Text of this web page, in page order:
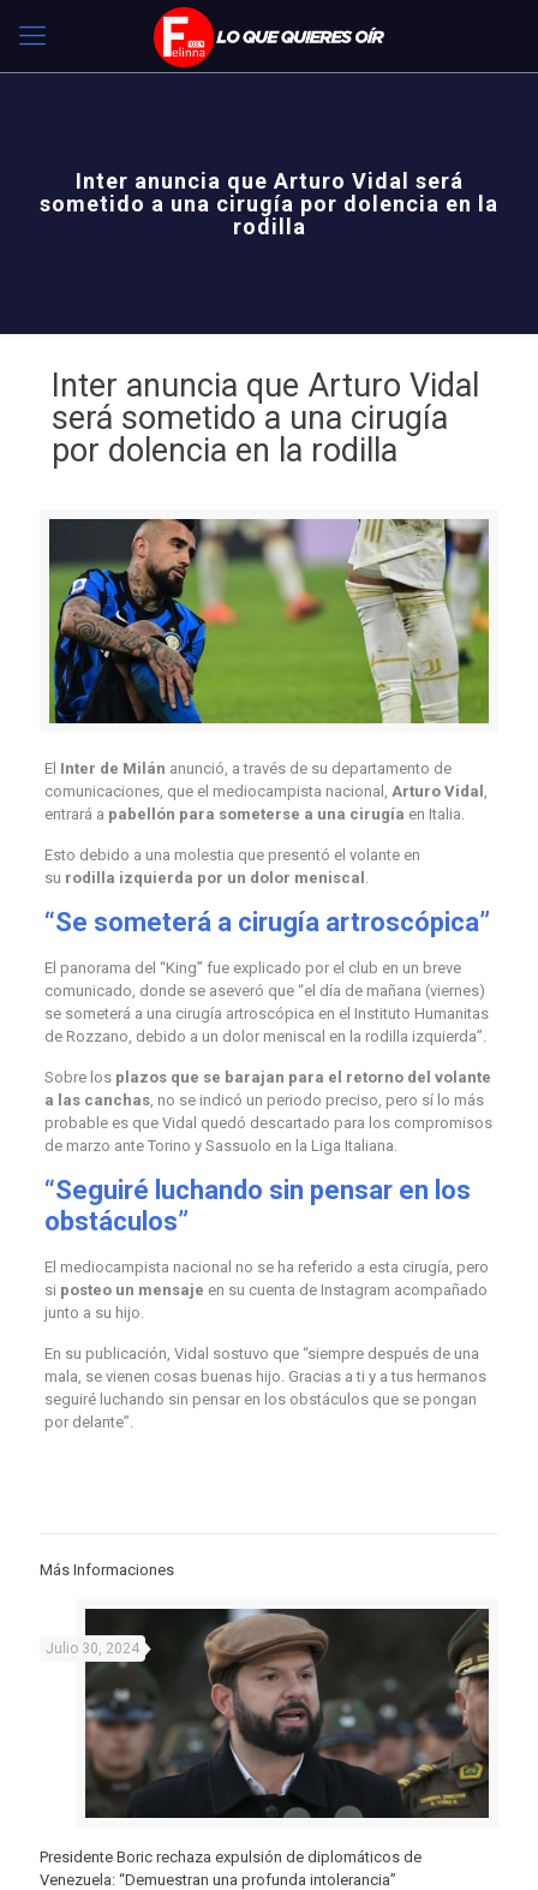
Inter anuncia que Arturo Vidal será
sometido a una cirugía por dolencia en la
rodilla
Inter anuncia que Arturo Vidal
será sometido a una cirugía
por dolencia en la rodilla
El Inter de Milán anunció, a través de su departamento de
comunicaciones, que el mediocampista nacional, Arturo Vidal
entrará a pabellón para someterse a una cirugía en Italia.
Esto debido a una molestia que presentó el volante en
su rodilla izquierda por un dolor meniscal
“Se someterá a cirugía artroscópica”
El panorama del “King” fue explicado por el club en un breve
comunicado, donde se aseveró que “el día de mañana (viernes)
se someterá a una cirugía artroscópica en el Instituto Humanitas
de Rozzano, debido a un dolor meniscal en la rodilla izquierda”.
Sobre los plazos que se barajan para el retorno del volante
a las canchas, no se indicó un periodo preciso, pero sí lo más
probable es que Vidal quedó descartado para los compromisos
de marzo ante Torino y Sassuolo en la Liga Italiana.
“Seguiré luchando sin pensar en los
obstáculos”
El mediocampista nacional no se ha referido a esta cirugía, pero
si posteo un mensaje en su cuenta de Instagram acompañado
junto a su hijo.
En su publicación, Vidal sostuvo que “siempre después de una
mala, se vienen cosas buenas hijo. Gracias a ti y a tus hermanos
seguiré luchando sin pensar en los obstáculos que se pongan
por delante”.
Más Informaciones
Julio 30, 2024
Presidente Boric rechaza expulsión de diplomáticos de
Venezuela: “Demuestran una profunda intolerancia”